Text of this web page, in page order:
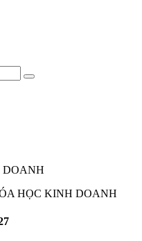
DOANH
HỌC KINH DOANH